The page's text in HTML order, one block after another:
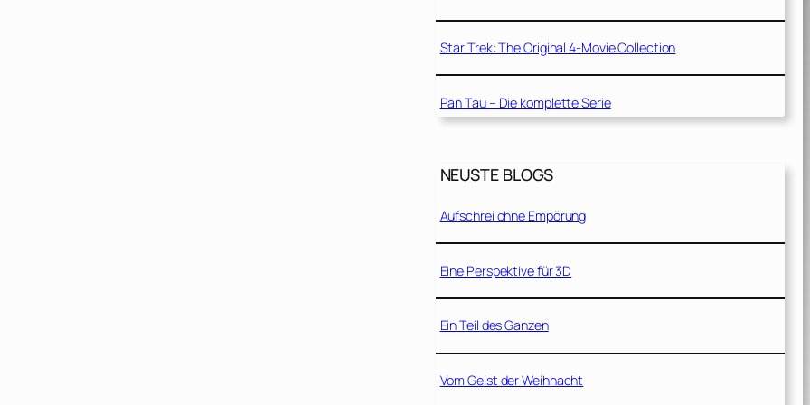
Star Trek: The Original 4-Movie Collection
Pan Tau – Die komplette Serie
NEUSTE BLOGS
Aufschrei ohne Empörung
Eine Perspektive für 3D
Ein Teil des Ganzen
Vom Geist der Weihnacht